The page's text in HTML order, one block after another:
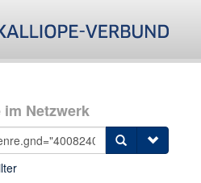
im Netzwerk